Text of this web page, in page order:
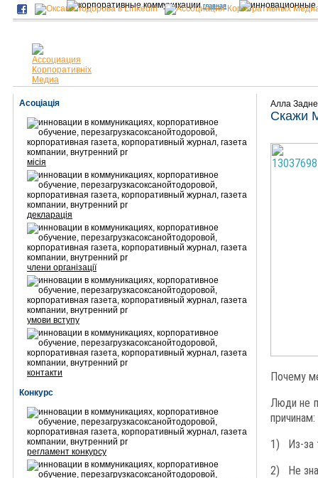
главная
Асоціація
місія
декларація
члени організації
умови вступу
контакти
Конкурс
регламент конкурсу
Алла
Скажи
Почему
Люди не
причинам:
1) Из-за
2) Не